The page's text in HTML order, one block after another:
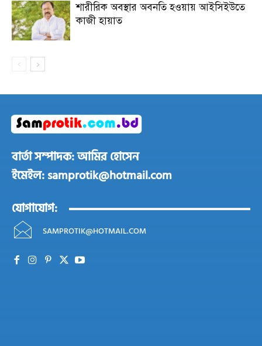
শারীরিক অবস্থার অবনতি হওয়ায় আইসিইউতে
কাজী হায়াত
বার্তা সম্পাদক: আমির হোসেন
ইমেইল: samprotik@hotmail.com
যোগাযোগ:
SAMPROTIK@HOTMAIL.COM